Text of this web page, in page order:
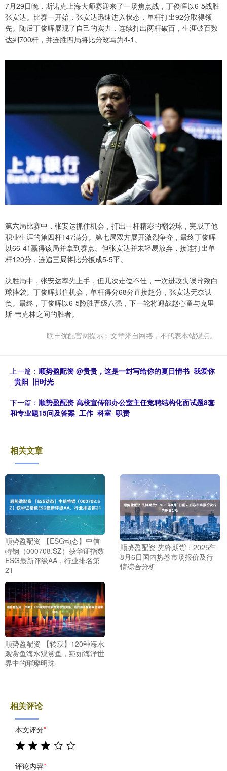
7月29日晚，斯诺克上海大师赛迎来了一场焦点战，丁俊晖以6-5战胜
张安达。比赛一开始，张安达迅速进入状态，单杆打出92分取得领
先。随后丁俊晖展现了自己的实力，连续打出两杆破百，生涯破百数
达到700杆，并连胜四局将比分改写为4-1。
第六局比赛中，张安达抓住机会，打出一杆精彩的翻袋球，完成了他
职业生涯的第四杆147满分。第七局双方展开激烈争夺，最终丁俊晖
以66-41赢得该局并拿到赛点。但张安达并未轻易放弃，接连打出单
杆120分，连追三局将比分扳成5-5平。
决胜局中，张安达率先上手，但几次走位不佳，一次进攻失误导致白
球摔袋。丁俊晖抓住机会，单杆得分68分直接超分，张安达无奈认
负。最终，丁俊晖以6-5险胜晋级八强，下一轮将迎战赵心童与克里
斯-韦克林之间的胜者。
联丰优配官网提示：文章来自网络，不代表本站观点。
上一篇： 顺势盈配资 @贵贵，这是一封写给你的夏日情书_我爱你
_贵阳_旧时光
下一篇： 顺势盈配资 高校宣传部办公室主任竞聘结构化面试题8套
和专业题15问及答案_工作_科室_职责
相关文章
顺势盈配资 【ESG动态】中信
特钢（000708.SZ）获华证指数
ESG最新评级AA，行业排名第
21
顺势盈配资 先锋期货：2025年
8月6日国内热卷市场报价及行
情综合分析
顺势盈配资 【转载】120种海水
观赏鱼海水观赏鱼，宛如海洋世
界中的璀璨明珠
相关评论
本文评分*
评论内容*